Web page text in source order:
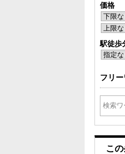
価格
駅徒歩
フリ
こ